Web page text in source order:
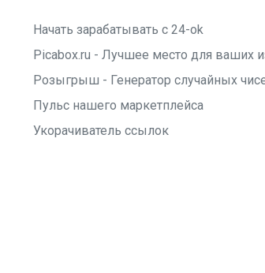
Начать зарабатывать с 24-ok
Picabox.ru - Лучшее место для ваших
Розыгрыш - Генератор случайных
Пульс нашего маркетплейса
Укорачиватель ссылок